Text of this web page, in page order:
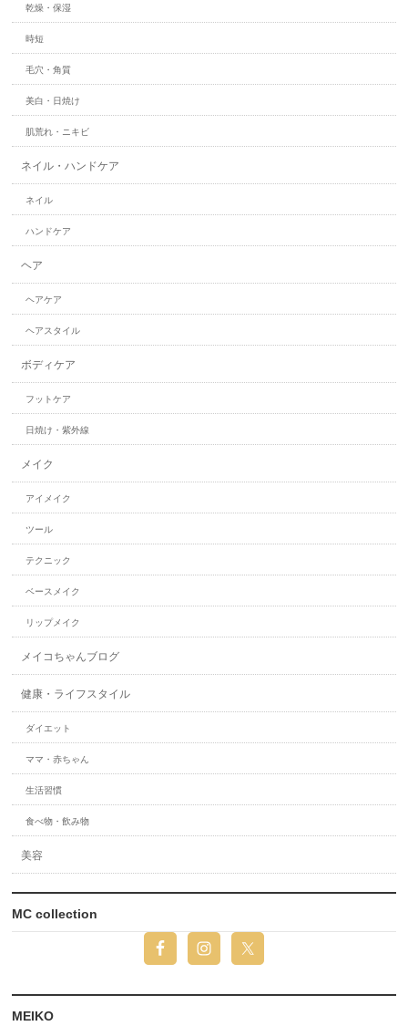
乾燥・保湿
時短
毛穴・角質
美白・日焼け
肌荒れ・ニキビ
ネイル・ハンドケア
ネイル
ハンドケア
ヘア
ヘアケア
ヘアスタイル
ボディケア
フットケア
日焼け・紫外線
メイク
アイメイク
ツール
テクニック
ベースメイク
リップメイク
メイコちゃんブログ
健康・ライフスタイル
ダイエット
ママ・赤ちゃん
生活習慣
食べ物・飲み物
美容
MC collection
MEIKO